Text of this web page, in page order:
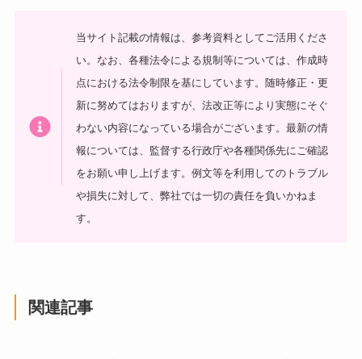
当サイト記載の情報は、参考資料としてご活用くださ
い。 なお、各種法令による規制等については、作成時
点における法令制限を基にしています。随時修正・更
新に努めてはおりますが、法改正等により実態にそぐ
わない内容になっている場合がございます。最新の情
報については、監督する行政庁や各種関係先にご確認
をお願い申し上げます。例文等を利用してのトラブル
や損失に対して、弊社では一切の責任を負いかねま
す。
関連記事